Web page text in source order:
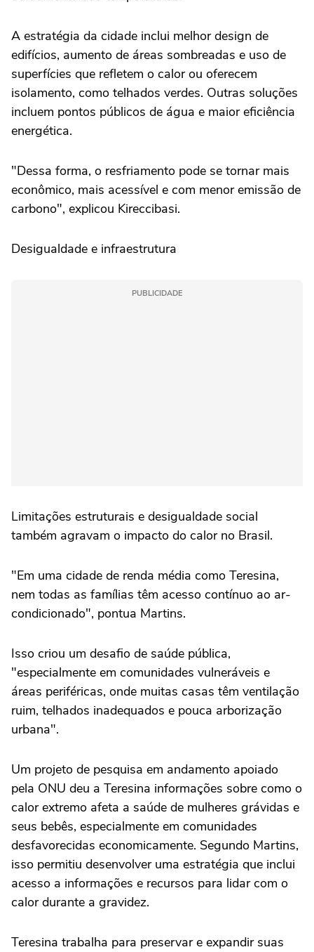
A estratégia da cidade inclui melhor design de
edifícios, aumento de áreas sombreadas e uso de
superfícies que refletem o calor ou oferecem
isolamento, como telhados verdes. Outras soluções
incluem pontos públicos de água e maior eficiência
energética.
"Dessa forma, o resfriamento pode se tornar mais
econômico, mais acessível e com menor emissão de
carbono", explicou Kireccibasi.
Desigualdade e infraestrutura
PUBLICIDADE
Limitações estruturais e desigualdade social
também agravam o impacto do calor no Brasil.
"Em uma cidade de renda média como Teresina,
nem todas as famílias têm acesso contínuo ao ar-
condicionado", pontua Martins.
Isso criou um desafio de saúde pública,
"especialmente em comunidades vulneráveis e
áreas periféricas, onde muitas casas têm ventilação
ruim, telhados inadequados e pouca arborização
urbana".
Um projeto de pesquisa em andamento apoiado
pela ONU deu a Teresina informações sobre como o
calor extremo afeta a saúde de mulheres grávidas e
seus bebês, especialmente em comunidades
desfavorecidas economicamente. Segundo Martins,
isso permitiu desenvolver uma estratégia que inclui
acesso a informações e recursos para lidar com o
calor durante a gravidez.
Teresina trabalha para preservar e expandir suas